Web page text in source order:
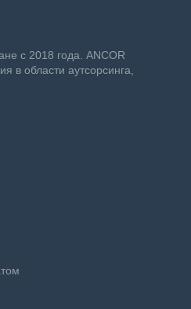
с 2018 года. ANCOR
в области аутсорсинга,